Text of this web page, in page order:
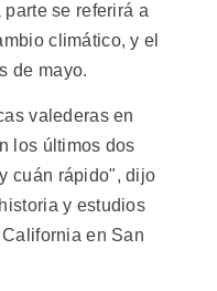
se referirá a
climático, y el
de mayo.
valederas en
los últimos dos
cuán rápido", dijo
y estudios
en San